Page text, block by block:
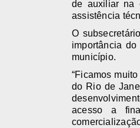
de auxiliar na
assistência
O
importância
município.
“Ficamos
do Rio de
acesso a